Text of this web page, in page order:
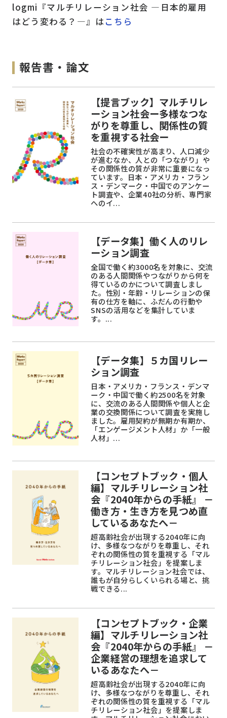
logmi『マルチリレーション社会 ―日本的雇用
はどう変わる？―』はこちら
報告書・論文
【提言ブック】マルチリレ
ーション社会ー多様なつな
がりを尊重し、関係性の質
を重視する社会ー
社会の不確実性が高まり、人口減少
が進むなか、人との「つながり」や
その関係性の質が非常に重要になっ
ています。日本・アメリカ・フラン
ス・デンマーク・中国でのアンケー
ト調査や、企業40社の分析、専門家
へのイ...
【データ集】働く人のリレ
ーション調査
全国で働く約3000名を対象に、交流
のある人間関係やつながりから何を
得ているのかについて調査しまし
た。性別・年齢・リレーションの保
有の仕方を軸に、ふだんの行動や
SNSの活用などを集計していま
す。...
【データ集】５カ国リレー
ション調査
日本・アメリカ・フランス・デンマ
ーク・中国で働く約2500名を対象
に、交流のある人間関係や個人と企
業の交換関係について調査を実施し
ました。雇用契約が無期か有期か、
「エンゲージメント人材」か「一般
人材」...
【コンセプトブック・個人
編】マルチリレーション社
会『2040年からの手紙』 －
働き方・生き方を見つめ直
しているあなたへ－
超高齢社会が出現する2040年に向
け、多様なつながりを尊重し、それ
ぞれの関係性の質を重視する「マル
チリレーション社会」を提案しま
す。マルチリレーション社会では、
誰もが自分らしくいられる場と、挑
戦できる...
【コンセプトブック・企業
編】マルチリレーション社
会『2040年からの手紙』 －
企業経営の理想を追求して
いるあなたへ－
超高齢社会が出現する2040年に向
け、多様なつながりを尊重し、それ
ぞれの関係性の質を重視する「マル
チリレーション社会」を提案しま